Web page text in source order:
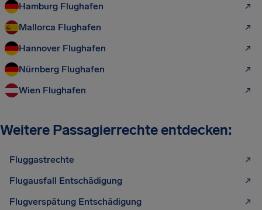
Hamburg Flughafen
Mallorca Flughafen
Hannover Flughafen
Nürnberg Flughafen
Wien Flughafen
Weitere Passagierrechte entdecken:
Fluggastrechte
Flugausfall Entschädigung
Flugverspätung Entschädigung